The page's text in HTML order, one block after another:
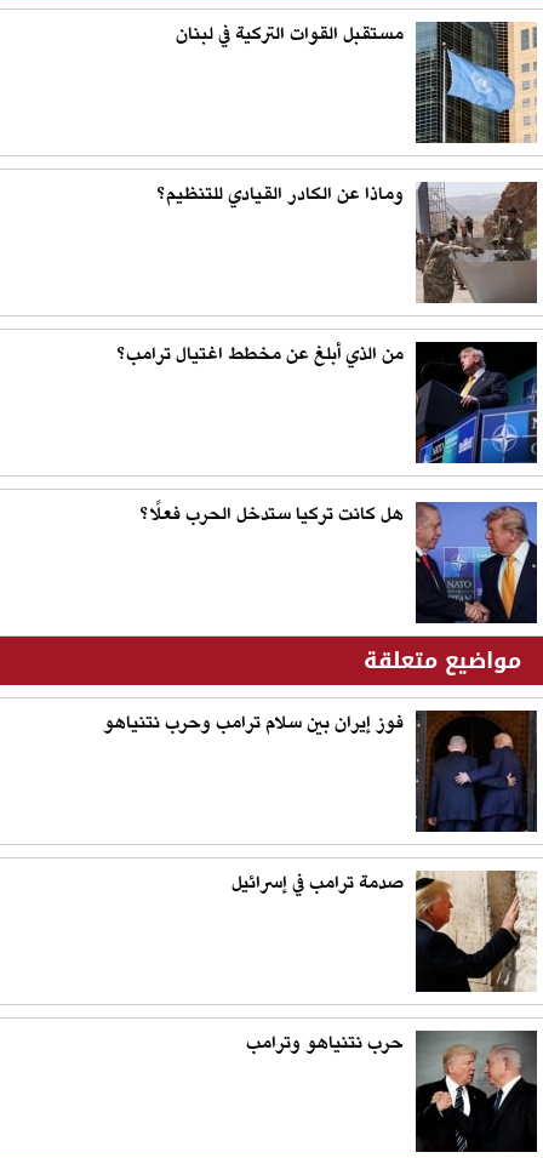
مستقبل القوات التركية في لبنان
وماذا عن الكادر القيادي للتنظيم؟
من الذي أبلغ عن مخطط اغتيال ترامب؟
هل كانت تركيا ستدخل الحرب فعلًا؟
مواضيع متعلقة
فوز إيران بين سلام ترامب وحرب نتنياهو
صدمة ترامب في إسرائيل
حرب نتنياهو وترامب